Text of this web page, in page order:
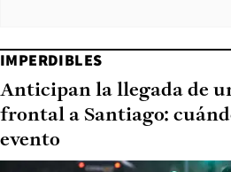
IMPERDIBLES
Anticipan la llegada de
frontal a Santiago:
evento